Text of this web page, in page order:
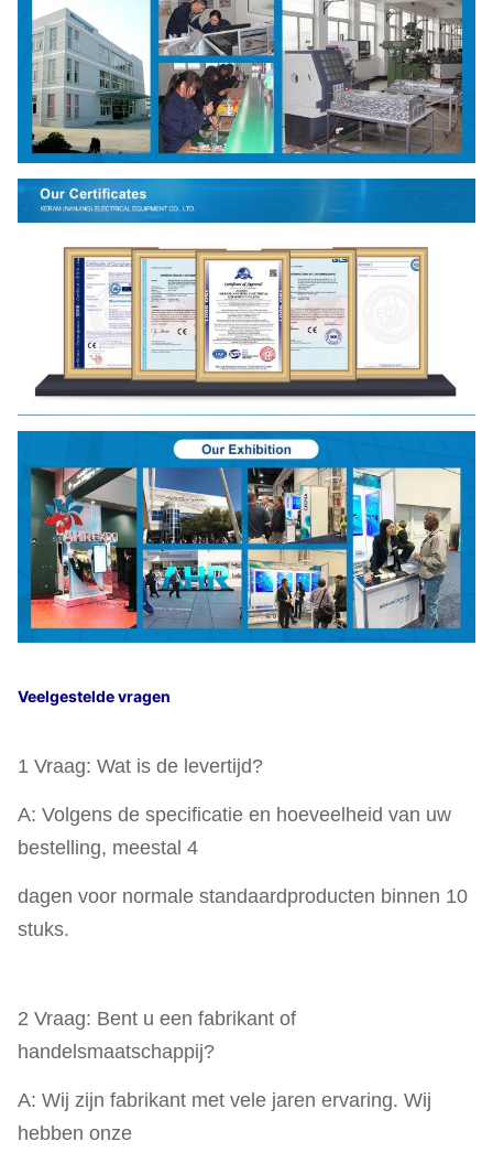
Veelgestelde vragen
1 Vraag: Wat is de levertijd?
A: Volgens de specificatie en hoeveelheid van uw
bestelling, meestal 4
dagen voor normale standaardproducten binnen 10
stuks.
2 Vraag: Bent u een fabrikant of
handelsmaatschappij?
A: Wij zijn fabrikant met vele jaren ervaring. Wij
hebben onze